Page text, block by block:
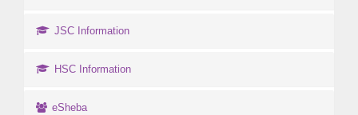
JSC Information
HSC Information
eSheba